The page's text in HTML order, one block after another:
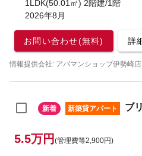
1LDK(50.01㎡) 2階建/1階
2026年8月
お問い合わせ(無料) 詳
情報提供会社: アパマンショップ伊勢
新着 新築貸アパート ブ
5.5万円 (管理費等2,900円)